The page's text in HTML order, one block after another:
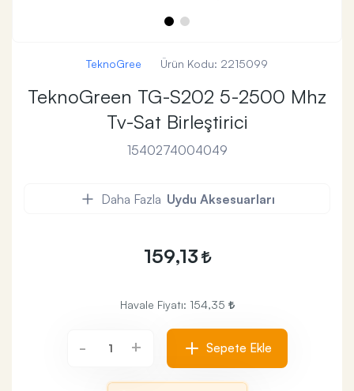
TeknoGree Ürün Kodu: 2215099
TeknoGreen TG-S202 5-2500 Mhz
Tv-Sat Birleştirici
1540274004049
Daha Fazla Uydu Aksesuarları
159,13
Havale Fiyatı: 154,35
- + Sepete Ekle